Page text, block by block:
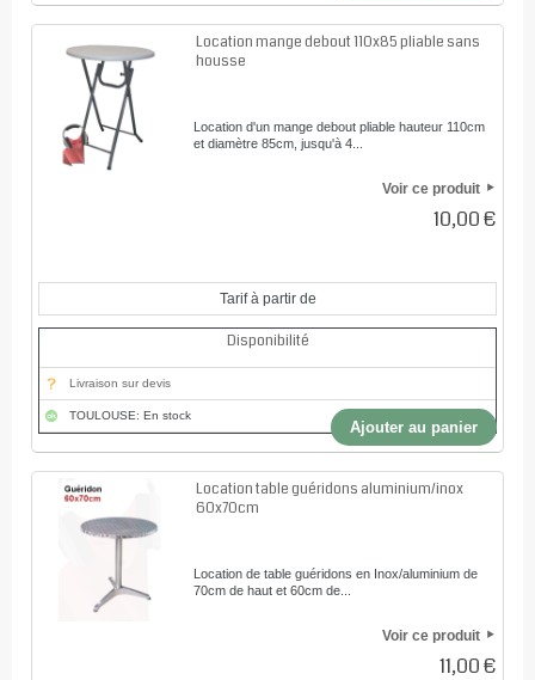
Location mange debout 110x85 pliable sans
housse
Location d'un mange debout pliable hauteur 110cm
et diamètre 85cm, jusqu'à 4...
Voir ce produit
10,00 €
Tarif à partir de
Disponibilité
Livraison sur devis
TOULOUSE: En stock
Ajouter au panier
Location table guéridons aluminium/inox
60x70cm
Location de table guéridons en Inox/aluminium de
70cm de haut et 60cm de...
Voir ce produit
11,00 €